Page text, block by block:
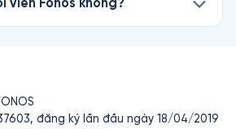
viên Fonos không?
đăng ký lần đầu ngày 18/04/2019